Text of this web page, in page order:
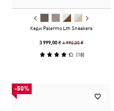
Кеди Palermo Lth Sneakers
3 999,00 ₴4 990,00 ₴
(18)
-50%